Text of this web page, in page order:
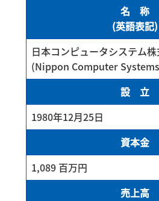
名 称
(英語表記)
日本コンピュータシステム
(Nippon Computer
設 立
1980年12月25日
資本金
1,089 百万円
売上高